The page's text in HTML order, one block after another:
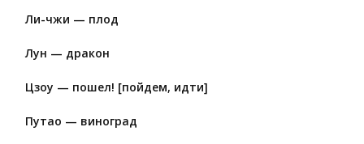
Ли-чжи — плод
Лун — дракон
Цзоу — пошел! [пойдем, идти]
Путао — виноград